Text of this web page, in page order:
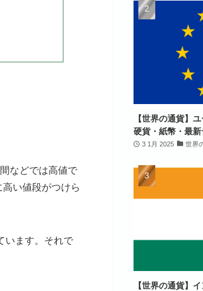
などでは高値で
い値段がつけら
います。それで
【世界の通貨】
硬貨・紙幣・最
3 1月 2025 世界
【世界の通貨】